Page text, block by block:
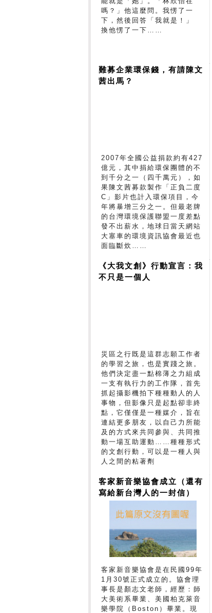
嗎？」他這麼問。我愣了一
下，然後回答「我就是！」
換他愣了一下……
難募企業環保錢，有請陳文
茜出馬？
2007年全國公益捐款約有427
億元，其中捐給環保團體的不
到千分之一（四千萬元），如
果陳文茜募款製作「正負二度
C」影片也計入環保項目，今
年將暴增三分之一。但最老牌
的台灣環境保護聯盟一度差點
發不出薪水，地球日當天網站
大塞車的環境資訊協會最近也
面臨斷炊……
《大我文創》行動宣言：我
不只是一個人
災區之行既是這群志願工作者
的學習之旅，也是實踐之旅。
他們決定盡一點棉薄之力組成
一支有執行力的工作隊，首先
抓起攝影機拍下種種動人的人
事物，但影像只是起點卻非終
點，它僅僅是一種媒介，旨在
連結更多朋友，以自己力所能
及的方式來共同參與、共同推
動一場互助運動……種種形式
的文創行動，可以是一種人與
人之間的粘著劑
客家新音樂協會成立（還有
寫給新台灣人的一封信）
客家新音樂協會是在民國99年
1月30號正式成立的。協會理
事長是顏志文老師，經歷：師
大美術系畢業、美國柏克萊音
樂學院（Boston）畢業。現